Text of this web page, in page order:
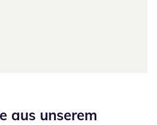
aus unserem